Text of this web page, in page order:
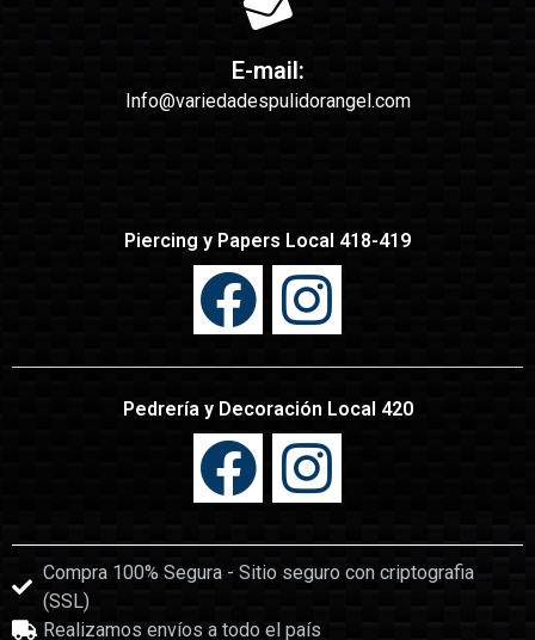
E-mail:
Info@variedadespulidorangel.com
Piercing y Papers Local 418-419
Pedrería y Decoración Local 420
Compra 100% Segura - Sitio seguro con criptografia
(SSL)
Realizamos envíos a todo el país